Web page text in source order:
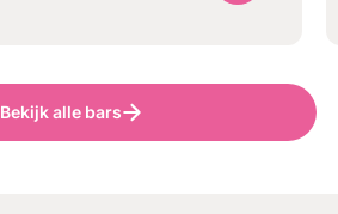
Bekijk alle bars